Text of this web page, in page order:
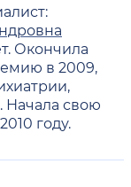
Окончила
в 2009,
Начала свою
году.